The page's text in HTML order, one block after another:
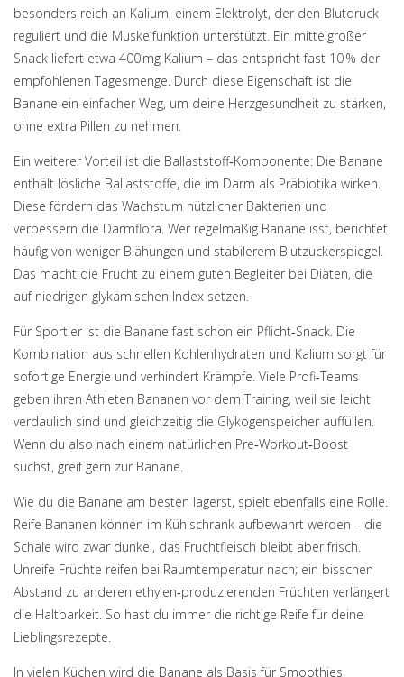
besonders reich an Kalium, einem Elektrolyt, der den Blutdruck
reguliert und die Muskelfunktion unterstützt. Ein mittelgroßer
Snack liefert etwa 400 mg Kalium – das entspricht fast 10 % der
empfohlenen Tagesmenge. Durch diese Eigenschaft ist die
Banane ein einfacher Weg, um deine Herzgesundheit zu stärken,
ohne extra Pillen zu nehmen.
Ein weiterer Vorteil ist die Ballaststoff‑Komponente: Die Banane
enthält lösliche Ballaststoffe, die im Darm als Präbiotika wirken.
Diese fördern das Wachstum nützlicher Bakterien und
verbessern die Darmflora. Wer regelmäßig Banane isst, berichtet
häufig von weniger Blähungen und stabilerem Blutzuckerspiegel.
Das macht die Frucht zu einem guten Begleiter bei Diäten, die
auf niedrigen glykämischen Index setzen.
Für Sportler ist die Banane fast schon ein Pflicht‑Snack. Die
Kombination aus schnellen Kohlenhydraten und Kalium sorgt für
sofortige Energie und verhindert Krämpfe. Viele Profi‑Teams
geben ihren Athleten Bananen vor dem Training, weil sie leicht
verdaulich sind und gleichzeitig die Glykogenspeicher auffüllen.
Wenn du also nach einem natürlichen Pre‑Workout‑Boost
suchst, greif gern zur Banane.
Wie du die Banane am besten lagerst, spielt ebenfalls eine Rolle.
Reife Bananen können im Kühlschrank aufbewahrt werden – die
Schale wird zwar dunkel, das Fruchtfleisch bleibt aber frisch.
Unreife Früchte reifen bei Raumtemperatur nach; ein bisschen
Abstand zu anderen ethylen‑produzierenden Früchten verlängert
die Haltbarkeit. So hast du immer die richtige Reife für deine
Lieblingsrezepte.
In vielen Küchen wird die Banane als Basis für Smoothies,